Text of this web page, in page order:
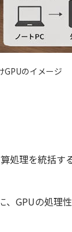
GPUのイメージ
処理を統括
GPUの処理